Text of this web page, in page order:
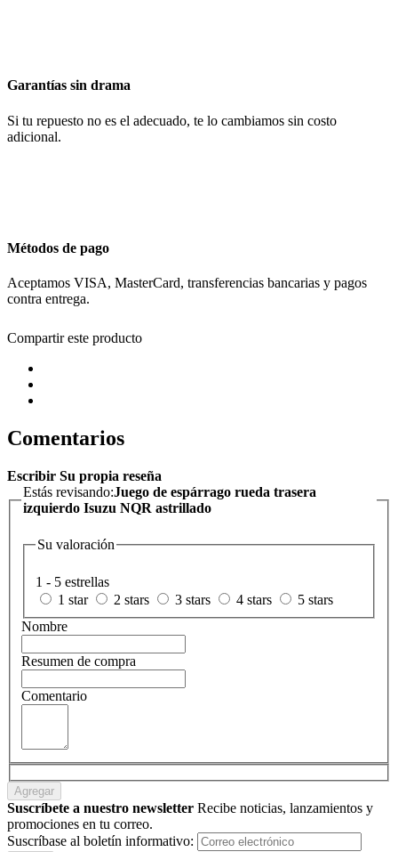
Garantías sin drama
Si tu repuesto no es el adecuado, te lo cambiamos sin costo
adicional.
Métodos de pago
Aceptamos VISA, MasterCard, transferencias bancarias y pagos
contra entrega.
Compartir este producto
Comentarios
Escribir Su propia reseña
Estás revisando:Juego de espárrago rueda trasera
izquierdo Isuzu NQR astrillado
Su valoración
1 - 5 estrellas
1 star
2 stars 3 stars 4 stars
5 stars
Nombre
Resumen de compra
Comentario
Agregar
Suscríbete a nuestro newsletter Recibe noticias, lanzamientos y
promociones en tu correo.
Suscríbase al boletín informativo: